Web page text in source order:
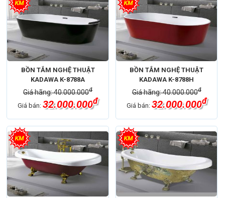
BỒN TẮM NGHỆ THUẬT
KADAWA K-8788A
Giá hãng: 40.000.000đ
Giá bán:32.000.000đ
BỒN TẮM NGHỆ THUẬT
KADAWA K-8788H
Giá hãng: 40.000.000đ
Giá bán: 32.000.000đ